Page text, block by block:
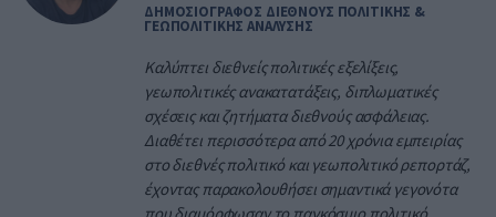
ΔΗΜΟΣΙΟΓΡΑΦΟΣ ΔΙΕΘΝΟΥΣ ΠΟΛΙΤΙΚΗΣ &
ΓΕΩΠΟΛΙΤΙΚΗΣ ΑΝΑΛΥΣΗΣ
Καλύπτει διεθνείς πολιτικές εξελίξεις,
γεωπολιτικές ανακατατάξεις, διπλωματικές
σχέσεις και ζητήματα διεθνούς ασφάλειας.
Διαθέτει περισσότερα από 20 χρόνια εμπειρίας
στο διεθνές πολιτικό και γεωπολιτικό ρεπορτάζ,
έχοντας παρακολουθήσει σημαντικά γεγονότα